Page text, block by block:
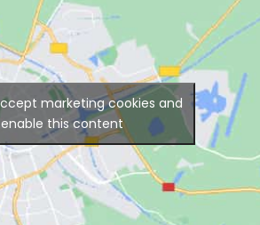
marketing cookies and
enable this content